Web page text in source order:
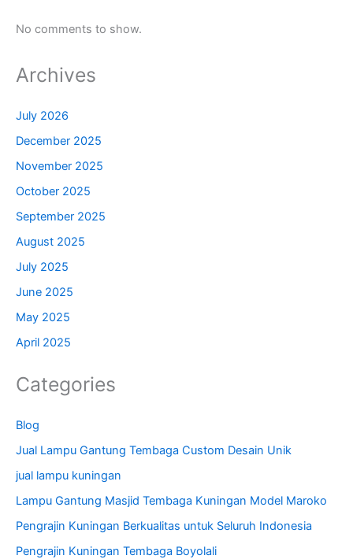
No comments to show.
Archives
July 2026
December 2025
November 2025
October 2025
September 2025
August 2025
July 2025
June 2025
May 2025
April 2025
Categories
Blog
Jual Lampu Gantung Tembaga Custom Desain Unik
jual lampu kuningan
Lampu Gantung Masjid Tembaga Kuningan Model Maroko
Pengrajin Kuningan Berkualitas untuk Seluruh Indonesia
Pengrajin Kuningan Tembaga Boyolali